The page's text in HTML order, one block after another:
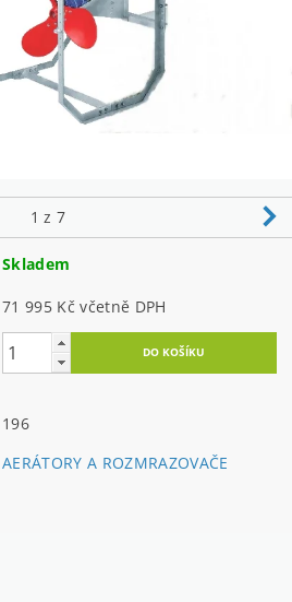
1 z 7
Skladem
71 995 Kč včetně DPH
196
AERÁTORY A ROZMRAZOVAČE